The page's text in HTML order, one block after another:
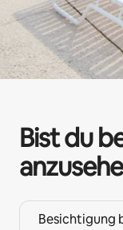
Bist du
Besichtigung